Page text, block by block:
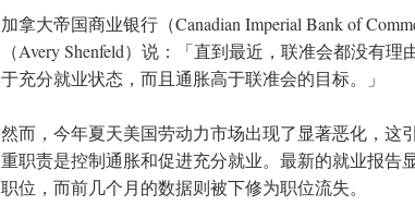
加拿大帝国商业银行（Canadian Imperial Bank of
（Avery Shenfeld）说：「直到最近，联准会都没有
于充分就业状态，而且通胀高于联准会的目标。」
然而，今年夏天美国劳动力市场出现了显著恶化，这
重职责是控制通胀和促进充分就业。最新的就业报告
职位，而前几个月的数据则被下修为职位流失。